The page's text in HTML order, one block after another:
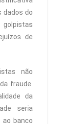
dados do
golpistas
de
não
fraude.
da
seria
ao banco